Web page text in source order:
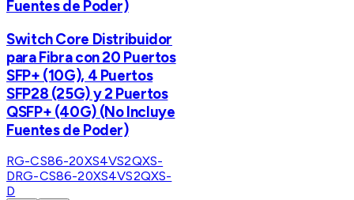
Fuentes de Poder)
Switch Core Distribuidor
para Fibra con 20 Puertos
SFP+ (10G), 4 Puertos
SFP28 (25G) y 2 Puertos
QSFP+ (40G) (No Incluye
Fuentes de Poder)
RG-CS86-20XS4VS2QXS-
DRG-CS86-20XS4VS2QXS-
D